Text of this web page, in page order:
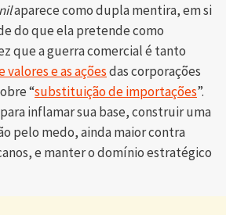
aparece como dupla mentira, em si
do que ela pretende como
que a guerra comercial é tanto
valores e as açõesdas corporações
“substituição de importações”.
inflamar sua base, construir uma
pelo medo, ainda maior contra
e manter o domínio estratégico